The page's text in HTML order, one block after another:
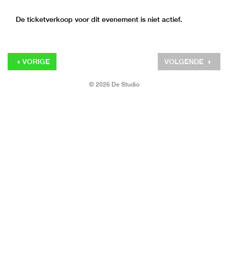
De ticketverkoop voor dit evenement is niet actief.
VORIGE VOLGENDE
© 2026 De Studio